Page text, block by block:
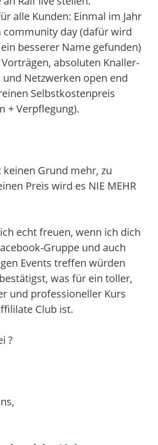
alle Kunden: Einmal im Jahr
community day (dafür wird
besserer Name gefunden)
absoluten Knaller-
und Netzwerken open end
Selbstkostenpreis
+ Verpflegung).
keinen Grund mehr, zu
Preis wird es NIE MEHR
echt freuen, wenn ich dich
Gruppe und auch
Events treffen würden
was für ein toller,
und professioneller Kurs
Club ist.
?